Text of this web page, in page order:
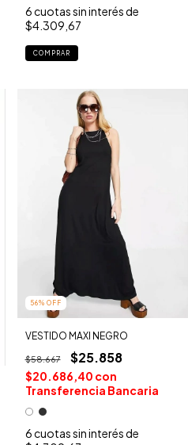
6cuotas sin interés de
$4.309,67
COMPRAR
56% OFF
VESTIDO MAXI NEGRO
$58.667 $25.858
$20.686,40 con
Transferencia Bancaria
6cuotas sin interés de